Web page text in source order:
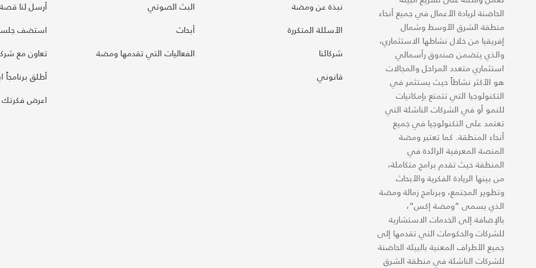
الحاضنة لريادة الأعمال في جميع أنحاء
منطقة الشرق الأوسط وشمال
إفريقيا من خلال نشاطها الاستثماري،
والذي يتضمن صندوق رأسمالي
استثماري متعدد المراحل والمجالات
هو الأكثر نشاطاً حيث يستثمر في
التكنولوجيا التي تتمتع بإمكانيات
للنمو أو في الشركات الناشئة التي
تعتمد على التكنولوجيا في جميع
أنحاء المنطقة. كما تعتبر ومضة
المنصة المعرفية الرائدة في
المنطقة حيث تقدم برامج متكاملة،
من بينها الريادة الفكرية والأبحاث
وتطوير المجتمع، وبرنامج زمالة ومضة
الذي يسمى “ومضة إكس“،
بالإضافة إلى الخدمات الاستشارية
للشركات والحكومات التي تقدمها إلى
جميع الأطراف المعنية بالبيئة الحاضنة
للشركات الناشئة في منطقة الشرق
نبذة عن ومضة
الأسئلة المتكررة
شركائنا
قانوني
البث الصوتي
أبحاث
الفعاليات التي تقدمها ومضة
أرسل لنا قصة
استضف
تعاون مع
أطلق برنامجاً
اعرض